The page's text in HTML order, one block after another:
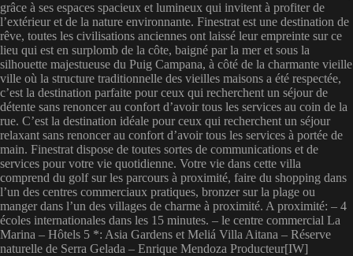
grâce à ses espaces spacieux et lumineux qui invitent à profiter de
l’extérieur et de la nature environnante. Finestrat est une destination de
rêve, toutes les civilisations anciennes ont laissé leur empreinte sur ce
lieu qui est en surplomb de la côte, baigné par la mer et sous la
silhouette majestueuse du Puig Campana, à côté de la charmante vieille
ville où la structure traditionnelle des vieilles maisons a été respectée,
c’est la destination parfaite pour ceux qui recherchent un séjour de
détente sans renoncer au confort d’avoir tous les services au coin de la
rue. C’est la destination idéale pour ceux qui recherchent un séjour
relaxant sans renoncer au confort d’avoir tous les services à portée de
main. Finestrat dispose de toutes sortes de communications et de
services pour votre vie quotidienne. Votre vie dans cette villa
comprend du golf sur les parcours à proximité, faire du shopping dans
l’un des centres commerciaux pratiques, bronzer sur la plage ou
manger dans l’un des villages de charme à proximité. A proximité: – 4
écoles internationales dans les 15 minutes. – le centre commercial La
Marina – Hôtels 5 *: Asia Gardens et Meliá Villa Aitana – Réserve
naturelle de Serra Gelada – Enrique Mendoza Producteur[IW]